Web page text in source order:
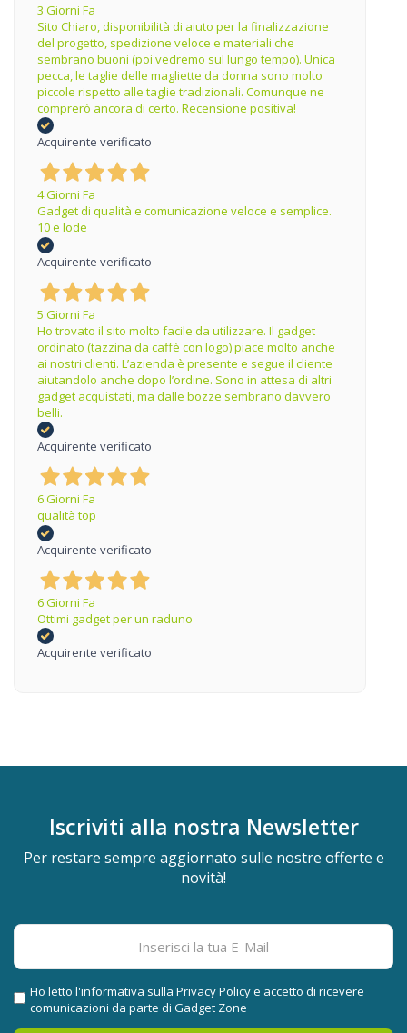
3 Giorni Fa
Sito Chiaro, disponibilità di aiuto per la finalizzazione
del progetto, spedizione veloce e materiali che
sembrano buoni (poi vedremo sul lungo tempo). Unica
pecca, le taglie delle magliette da donna sono molto
piccole rispetto alle taglie tradizionali. Comunque ne
comprerò ancora di certo. Recensione positiva!
Acquirente verificato
4 Giorni Fa
Gadget di qualità e comunicazione veloce e semplice.
10 e lode
Acquirente verificato
5 Giorni Fa
Ho trovato il sito molto facile da utilizzare. Il gadget
ordinato (tazzina da caffè con logo) piace molto anche
ai nostri clienti. L’azienda è presente e segue il cliente
aiutandolo anche dopo l’ordine. Sono in attesa di altri
gadget acquistati, ma dalle bozze sembrano davvero
belli.
Acquirente verificato
6 Giorni Fa
qualità top
Acquirente verificato
6 Giorni Fa
Ottimi gadget per un raduno
Acquirente verificato
Iscriviti alla nostra Newsletter
Per restare sempre aggiornato sulle nostre offerte e
novità!
Ho letto l'informativa sulla Privacy Policye accetto di ricevere
comunicazioni da parte di Gadget Zone